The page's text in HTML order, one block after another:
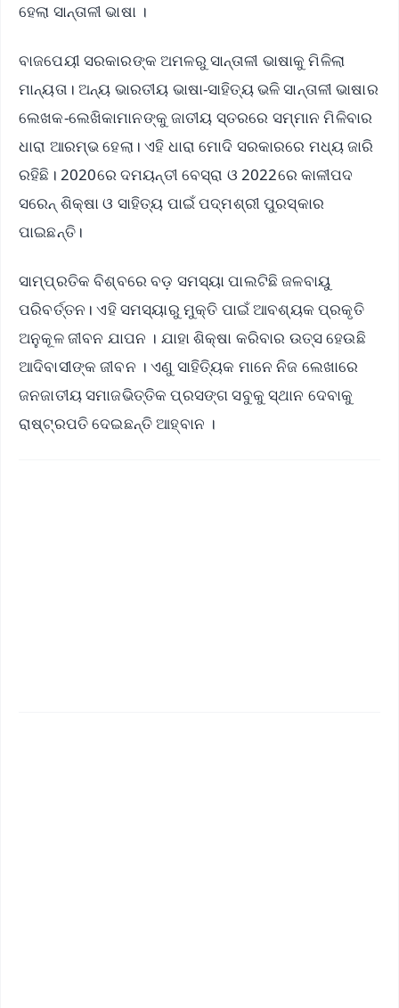
ହେଲା ସାନ୍ତାଳୀ ଭାଷା ।
ବାଜପେୟୀ ସରକାରଙ୍କ ଅମଳରୁ ସାନ୍ତାଳୀ ଭାଷାକୁ ମିଳିଲା
ମାନ୍ୟତା। ଅନ୍ୟ ଭାରତୀୟ ଭାଷା-ସାହିତ୍ୟ ଭଳି ସାନ୍ତାଳୀ ଭାଷାର
ଲେଖକ-ଲେଖିକାମାନଙ୍କୁ ଜାତୀୟ ସ୍ତରରେ ସମ୍ମାନ ମିଳିବାର
ଧାରା ଆରମ୍ଭ ହେଲା। ଏହି ଧାରା ମୋଦି ସରକାରରେ ମଧ୍ୟ ଜାରି
ରହିଛି। 2020ରେ ଦମୟନ୍ତୀ ବେସ୍ରା ଓ 2022ରେ କାଳୀପଦ
ସରେନ୍ ଶିକ୍ଷା ଓ ସାହିତ୍ୟ ପାଇଁ ପଦ୍ମଶ୍ରୀ ପୁରସ୍କାର
ପାଇଛନ୍ତି।
ସାମ୍ପ୍ରତିକ ବିଶ୍ବରେ ବଡ଼ ସମସ୍ୟା ପାଲଟିଛି ଜଳବାୟୁ
ପରିବର୍ତ୍ତନ। ଏହି ସମସ୍ୟାରୁ ମୁକ୍ତି ପାଇଁ ଆବଶ୍ୟକ ପ୍ରକୃତି
ଅନୁକୂଳ ଜୀବନ ଯାପନ । ଯାହା ଶିକ୍ଷା କରିବାର ଉତ୍ସ ହେଉଛି
ଆଦିବାସୀଙ୍କ ଜୀବନ । ଏଣୁ ସାହିତ୍ୟିକ ମାନେ ନିଜ ଲେଖାରେ
ଜନଜାତୀୟ ସମାଜଭିତ୍ତିକ ପ୍ରସଙ୍ଗ ସବୁକୁ ସ୍ଥାନ ଦେବାକୁ
ରାଷ୍ଟ୍ରପତି ଦେଇଛନ୍ତି ଆହ୍ବାନ ।